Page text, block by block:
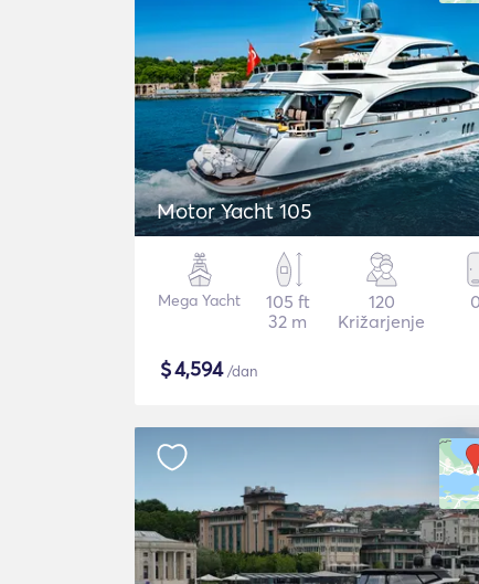
Motor Yacht 105
Mega Yacht
105 ft
32 m
120
Križarjenje
0
$4,594/dan